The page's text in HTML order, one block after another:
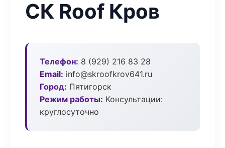
СК Roof Кров
Телефон: 8 (929) 216 83 28
Email: info@skroofkrov641.ru
Город: Пятигорск
Режим работы: Консультации:
круглосуточно